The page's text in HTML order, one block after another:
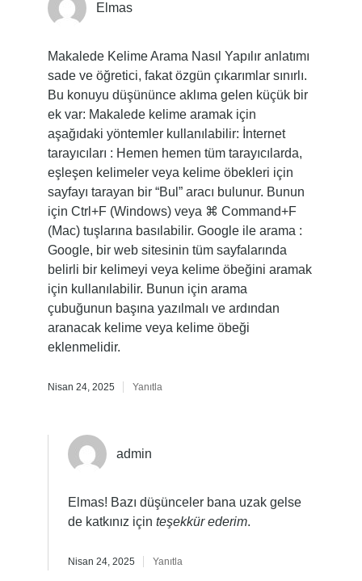
Elmas
Makalede Kelime Arama Nasıl Yapılır anlatımı
sade ve öğretici, fakat özgün çıkarımlar sınırlı.
Bu konuyu düşününce aklıma gelen küçük bir
ek var: Makalede kelime aramak için
aşağıdaki yöntemler kullanılabilir: İnternet
tarayıcıları : Hemen hemen tüm tarayıcılarda,
eşleşen kelimeler veya kelime öbekleri için
sayfayı tarayan bir “Bul” aracı bulunur. Bunun
için Ctrl+F (Windows) veya ⌘ Command+F
(Mac) tuşlarına basılabilir. Google ile arama :
Google, bir web sitesinin tüm sayfalarında
belirli bir kelimeyi veya kelime öbeğini aramak
için kullanılabilir. Bunun için arama
çubuğunun başına yazılmalı ve ardından
aranacak kelime veya kelime öbeği
eklenmelidir.
Nisan 24, 2025 Yanıtla
admin
Elmas! Bazı düşünceler bana uzak gelse
de katkınız için teşekkür ederim.
Nisan 24, 2025 Yanıtla